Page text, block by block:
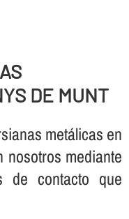
DE MUNT
metálicas en
nosotros mediante
de contacto que